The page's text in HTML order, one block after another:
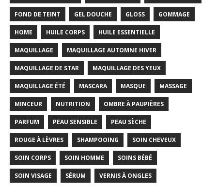
FOND DE TEINT GEL DOUCHE GLOSS GOMMAGE
HOME HUILE CORPS HUILE ESSENTIELLE
MAQUILLAGE MAQUILLAGE AUTOMNE HIVER
MAQUILLAGE DE STAR MAQUILLAGE DES YEUX
MAQUILLAGE ÉTÉ MASCARA MASQUE MASSAGE
MINCEUR NUTRITION OMBRE À PAUPIÈRES
PARFUM PEAU SENSIBLE PEAU SÈCHE
ROUGE À LÈVRES SHAMPOOING SOIN CHEVEUX
SOIN CORPS SOIN HOMME SOINS BÉBÉ
SOIN VISAGE SÉRUM VERNIS À ONGLES